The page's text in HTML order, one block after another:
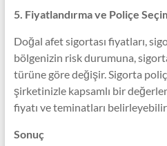
5. Fiyatlandırma ve Poliçe
Doğal afet sigortası fiyatları,
bölgenizin risk durumuna,
türüne göre değişir. Sigorta
şirketinizle kapsamlı bir
fiyatı ve teminatları
Sonuç